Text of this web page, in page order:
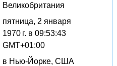
Великобритания
пятница, 2 января
1970 г. в 09:53:43
GMT+01:00
в Нью-Йорке, США